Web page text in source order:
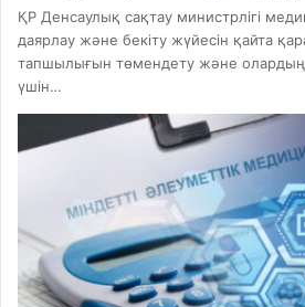
ҚР Денсаулық сақтау министрлігі
даярлау және бекіту жүйесін қайта
тапшылығын төмендету және олардың
үшін…